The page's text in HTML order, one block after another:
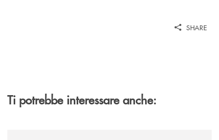
SHARE
Ti potrebbe interessare anche: